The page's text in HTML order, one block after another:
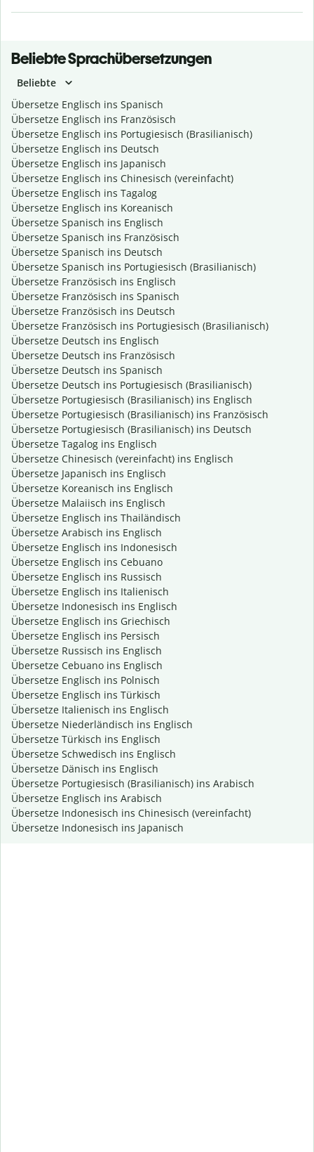
Beliebte Sprachübersetzungen
Beliebte
Übersetze Englisch ins Spanisch
Übersetze Englisch ins Französisch
Übersetze Englisch ins Portugiesisch (Brasilianisch)
Übersetze Englisch ins Deutsch
Übersetze Englisch ins Japanisch
Übersetze Englisch ins Chinesisch (vereinfacht)
Übersetze Englisch ins Tagalog
Übersetze Englisch ins Koreanisch
Übersetze Spanisch ins Englisch
Übersetze Spanisch ins Französisch
Übersetze Spanisch ins Deutsch
Übersetze Spanisch ins Portugiesisch (Brasilianisch)
Übersetze Französisch ins Englisch
Übersetze Französisch ins Spanisch
Übersetze Französisch ins Deutsch
Übersetze Französisch ins Portugiesisch (Brasilianisch)
Übersetze Deutsch ins Englisch
Übersetze Deutsch ins Französisch
Übersetze Deutsch ins Spanisch
Übersetze Deutsch ins Portugiesisch (Brasilianisch)
Übersetze Portugiesisch (Brasilianisch) ins Englisch
Übersetze Portugiesisch (Brasilianisch) ins Französisch
Übersetze Portugiesisch (Brasilianisch) ins Deutsch
Übersetze Tagalog ins Englisch
Übersetze Chinesisch (vereinfacht) ins Englisch
Übersetze Japanisch ins Englisch
Übersetze Koreanisch ins Englisch
Übersetze Malaiisch ins Englisch
Übersetze Englisch ins Thailändisch
Übersetze Arabisch ins Englisch
Übersetze Englisch ins Indonesisch
Übersetze Englisch ins Cebuano
Übersetze Englisch ins Russisch
Übersetze Englisch ins Italienisch
Übersetze Indonesisch ins Englisch
Übersetze Englisch ins Griechisch
Übersetze Englisch ins Persisch
Übersetze Russisch ins Englisch
Übersetze Cebuano ins Englisch
Übersetze Englisch ins Polnisch
Übersetze Englisch ins Türkisch
Übersetze Italienisch ins Englisch
Übersetze Niederländisch ins Englisch
Übersetze Türkisch ins Englisch
Übersetze Schwedisch ins Englisch
Übersetze Dänisch ins Englisch
Übersetze Portugiesisch (Brasilianisch) ins Arabisch
Übersetze Englisch ins Arabisch
Übersetze Indonesisch ins Chinesisch (vereinfacht)
Übersetze Indonesisch ins Japanisch